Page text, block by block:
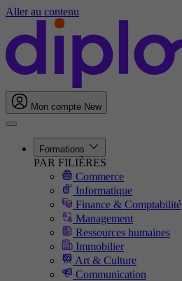
Aller au contenu
Mon compte New
Formations
PAR FILIÈRES
Commerce
Informatique
Finance & Comptabilité
Management
Ressources humaines
Immobilier
Art & Culture
Communication